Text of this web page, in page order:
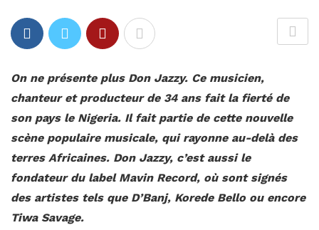
On ne présente plus Don Jazzy. Ce musicien,
chanteur et producteur de 34 ans fait la fierté de
son pays le Nigeria. Il fait partie de cette nouvelle
scène populaire musicale, qui rayonne au-delà des
terres Africaines. Don Jazzy, c’est aussi le
fondateur du label Mavin Record, où sont signés
des artistes tels que D’Banj, Korede Bello ou encore
Tiwa Savage.